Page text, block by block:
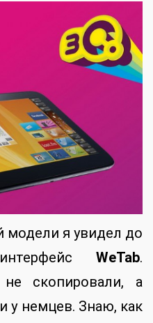
я увидел до
WeTab.
скопировали, а
у немцев. Знаю, как